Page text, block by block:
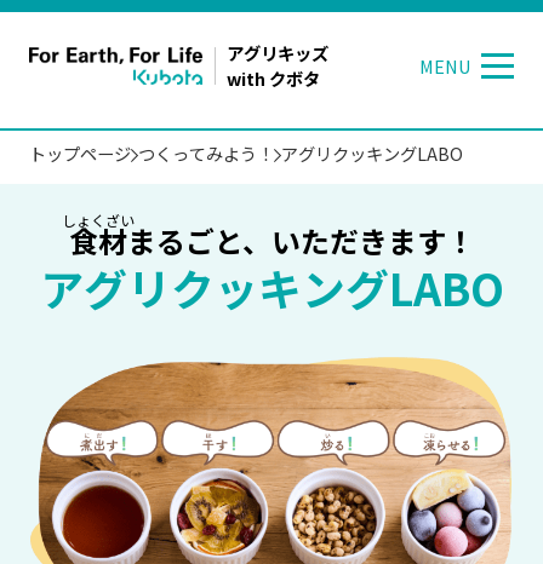
アグリキッズ
with クボタ
MENU
TOP
おしらせ
お米づくりを知ろう
野菜づくりを知ろう
玄マイナちゃん
トップページ つくってみよう！ アグリクッキングLABO
食材まるごと、いただきます！
アグリクッキングLABO